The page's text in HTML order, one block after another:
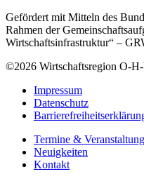
Gefördert mit Mitteln des
Rahmen der
Wirtschaftsinfrastruktur“ –
©2026 Wirtschaftsregion O-
Impressum
Datenschutz
Termine &
Neuigkeiten
Kontakt